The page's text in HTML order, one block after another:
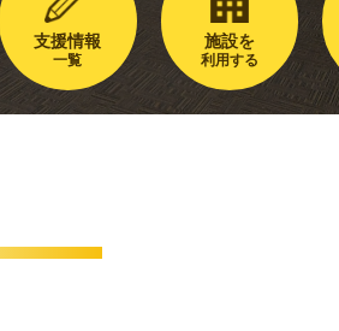
支援情報
一覧
施設を
利用する